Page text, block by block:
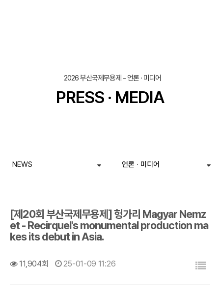
2026 부산국제무용제 - 언론 · 미디어
PRESS · MEDIA
NEWS 언론 · 미디어
[제20회 부산국제무용제] 헝가리 Magyar Nemz
et - Recirquel's monumental production ma
kes its debut in Asia.
11,904회 25-01-09 11:26